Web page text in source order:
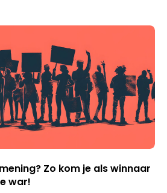
Zo kom je als winnaar
war!